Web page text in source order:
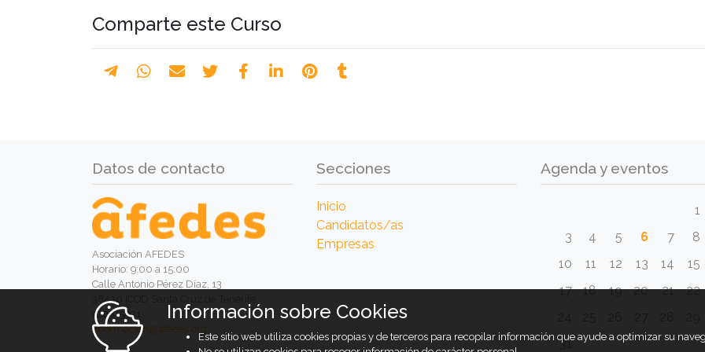
Comparte este Curso
Datos de contacto
Asociación AFEDES
Horario: 9:00 a 15:00
Calle Antonio Pérez Díaz, 13
38430 ICOD Santa Cruz de Tenerife
922815921
informacion@afedes.org
Secciones
Inicio
Candidatos/as
Empresas
Agenda y eventos
1
3
4 5 6 7 8
10
11 12 13 14 15
17
18 19 20 21 22
31
Información sobre Cookies
Este sitio web utiliza cookies propias y de terceros para recopilar información que ayude a optimizar su